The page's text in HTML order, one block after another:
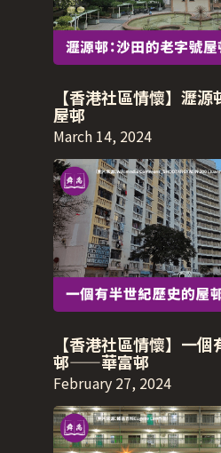
【香港社區情懷】瀝
屋邨
March 14, 2024
【香港社區情懷】一
邨——華富邨
February 27, 2024